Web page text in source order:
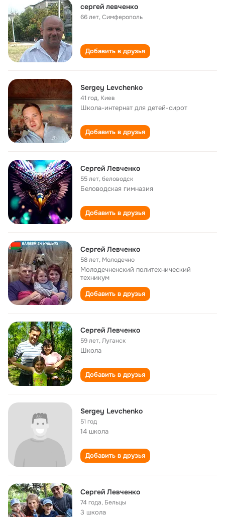
сергей левченко
66 лет,Симферополь
Добавить в друзья
Sergey Levchenko
41 год, Киев
Школа-интернат для детей-сирот
Добавить в друзья
Сергей Левченко
55 лет,беловодск
Беловодская гимназия
Добавить в друзья
Сергей Левченко
58 лет, Молодечно
Молодечненский политехнический
техникум
Добавить в друзья
Сергей Левченко
59 лет,Луганск
Школа
Добавить в друзья
Sergey Levchenko
51 год
14 школа
Добавить в друзья
Сергей Левченко
74 года, Бельцы
3 школа